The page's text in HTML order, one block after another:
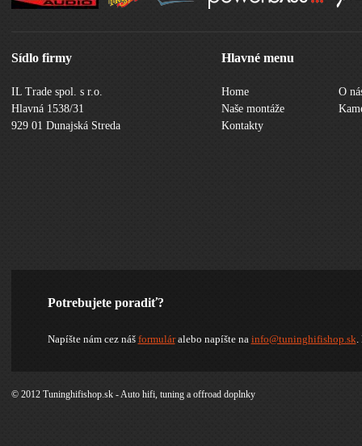
Sídlo firmy
IL Trade spol. s r.o.
Hlavná 1538/31
929 01 Dunajská Streda
Hlavné menu
Home
O
Naše montáže
Kontakty
Potrebujete poradiť?
Napíšte nám cez náš formuláralebo napíšte na info@tuninghifishop.sk.
© 2012 Tuninghifishop.sk - Auto hifi, tuning a offroad doplnky